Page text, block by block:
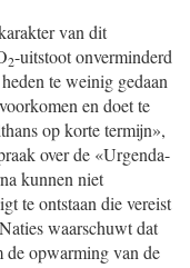
van dit
2-uitstoot onverminderd
te weinig gedaan
en doet te
op korte termijn»,
over de «Urgenda-
kunnen niet
te ontstaan die vereist
waarschuwt dat
de opwarming van de